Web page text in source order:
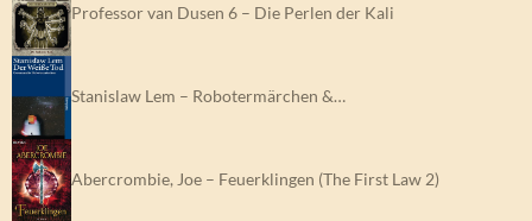
Professor van Dusen 6 – Die Perlen der Kali
Stanislaw Lem – Robotermärchen &…
Abercrombie, Joe – Feuerklingen (The First Law 2)